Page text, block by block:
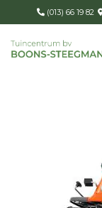
(013) 66 19 82